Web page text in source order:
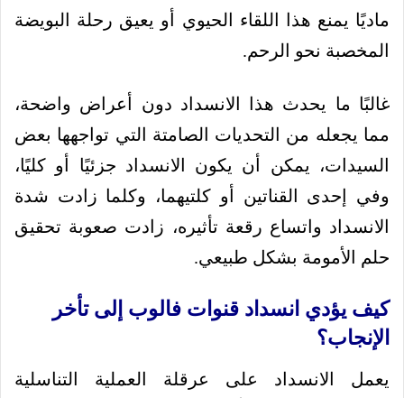
ماديًا يمنع هذا اللقاء الحيوي أو يعيق رحلة البويضة
المخصبة نحو الرحم.
غالبًا ما يحدث هذا الانسداد دون أعراض واضحة،
مما يجعله من التحديات الصامتة التي تواجهها بعض
السيدات، يمكن أن يكون الانسداد جزئيًا أو كليًا،
وفي إحدى القناتين أو كلتيهما، وكلما زادت شدة
الانسداد واتساع رقعة تأثيره، زادت صعوبة تحقيق
حلم الأمومة بشكل طبيعي.
كيف يؤدي انسداد قنوات فالوب إلى تأخر
الإنجاب؟
يعمل الانسداد على عرقلة العملية التناسلية